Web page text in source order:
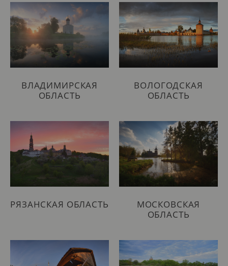
ВЛАДИМИРСКАЯ
ОБЛАСТЬ
ВОЛОГОДСКАЯ
ОБЛАСТЬ
РЯЗАНСКАЯ ОБЛАСТЬ
МОСКОВСКАЯ
ОБЛАСТЬ